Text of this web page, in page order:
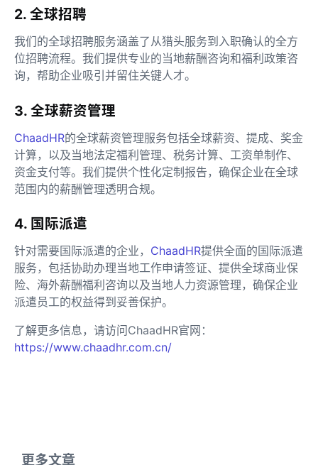
2. 全球招聘
我们的全球招聘服务涵盖了从猎头服务到入职确认的全方
位招聘流程。我们提供专业的当地薪酬咨询和福利政策咨
询，帮助企业吸引并留住关键人才。
3. 全球薪资管理
ChaadHR的全球薪资管理服务包括全球薪资、提成、奖金
计算，以及当地法定福利管理、税务计算、工资单制作、
资金支付等。我们提供个性化定制报告，确保企业在全球
范围内的薪酬管理透明合规。
4. 国际派遣
针对需要国际派遣的企业， ChaadHR提供全面的国际派遣
服务，包括协助办理当地工作申请签证、提供全球商业保
险、海外薪酬福利咨询以及当地人力资源管理，确保企业
派遣员工的权益得到妥善保护。
了解更多信息，请访问ChaadHR官网：
https://www.chaadhr.com.cn/
更多文章